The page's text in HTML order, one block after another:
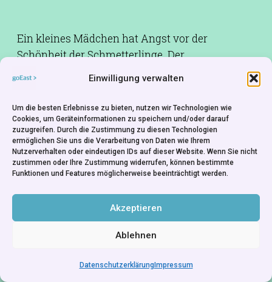
Einwilligung verwalten
Um die besten Erlebnisse zu bieten, nutzen wir Technologien wie
Cookies, um Geräteinformationen zu speichern und/oder darauf
zuzugreifen. Durch die Zustimmung zu diesen Technologien
ermöglichen Sie uns die Verarbeitung von Daten wie Ihrem
Nutzerverhalten oder eindeutigen IDs auf dieser Website. Wenn Sie nicht
zustimmen oder Ihre Zustimmung widerrufen, können bestimmte
Funktionen und Features möglicherweise beeinträchtigt werden.
Akzeptieren
Ablehnen
DatenschutzerklärungImpressum
Ein kleines Mädchen hat Angst vor der
Schönheit der Schmetterlinge. Der
Puppentrickfilm ist eine Koproduktion mit der
Kunstakademie Estland.